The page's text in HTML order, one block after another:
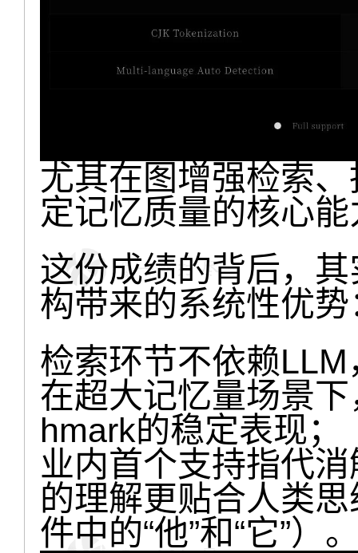
尤其在图增强检索
定记忆质量的核心
这份成绩的背后，
构带来的系统性优势
检索环节不依赖
在超大记忆量场景
hmark的稳定表现；
业内首个支持指代
的理解更贴合人类
件中的“他”和“它”）